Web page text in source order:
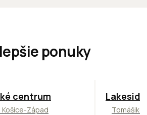
ponuky
centrum
Košice-Západ